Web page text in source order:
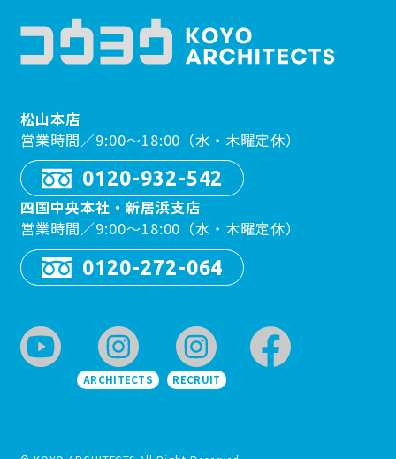
松山本店
営業時間／9:00〜18:00（水・木曜定休）
0120-932-542
四国中央本社・新居浜支店
営業時間／9:00〜18:00（水・木曜定休）
0120-272-064
ARCHITECTS RECRUIT